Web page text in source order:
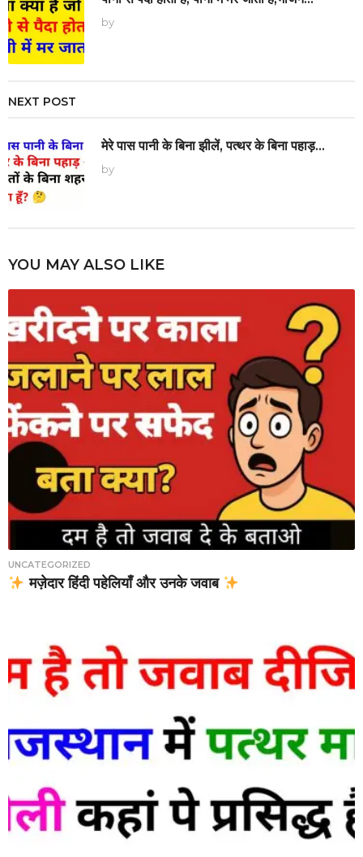
by
NEXT POST
मेरे पास पानी के बिना झीलें, पत्थर के बिना पहाड़...
by
YOU MAY ALSO LIKE
UNCATEGORIZED
मज़ेदार हिंदी पहेलियाँ और उनके जवाब